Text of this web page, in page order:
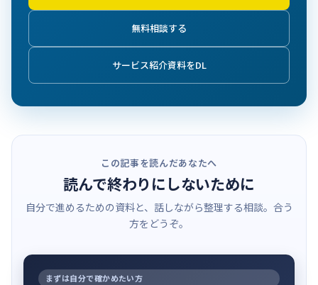
無料相談する
サービス紹介資料をDL
この記事を読んだあなたへ
読んで終わりにしないために
自分で進めるための資料と、話しながら整理する相談。合う
方をどうぞ。
まずは自分で確かめたい方